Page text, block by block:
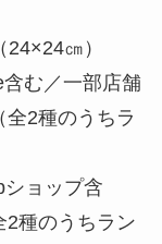
㎝）
む／一部店舗
2種のうちラ
ョップ含
2種のうちラン